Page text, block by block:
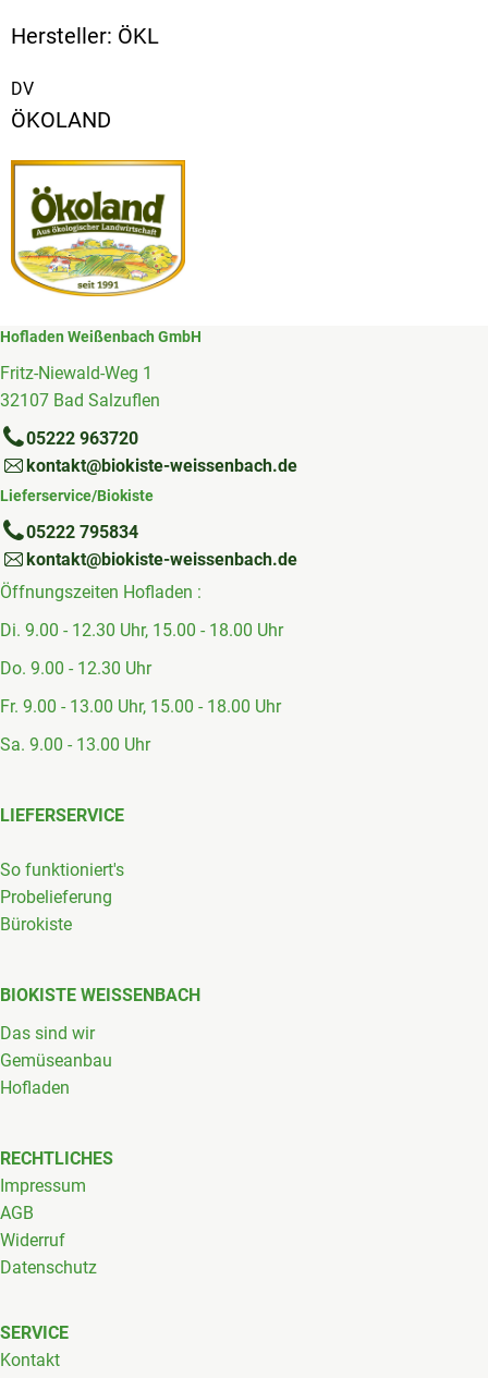
Hersteller: ÖKL
DV
ÖKOLAND
Hofladen Weißenbach GmbH
Fritz-Niewald-Weg 1
32107 Bad Salzuflen
05222 963720
kontakt@biokiste-weissenbach.de
Lieferservice/Biokiste
05222 795834
kontakt@biokiste-weissenbach.de
Öffnungszeiten Hofladen :
Di. 9.00 - 12.30 Uhr, 15.00 - 18.00 Uhr
Do. 9.00 - 12.30 Uhr
Fr. 9.00 - 13.00 Uhr, 15.00 - 18.00 Uhr
Sa. 9.00 - 13.00 Uhr
LIEFERSERVICE
So funktioniert's
Probelieferung
Bürokiste
BIOKISTE WEISSENBACH
Das sind wir
Gemüseanbau
Hofladen
RECHTLICHES
Impressum
AGB
Widerruf
Datenschutz
SERVICE
Kontakt